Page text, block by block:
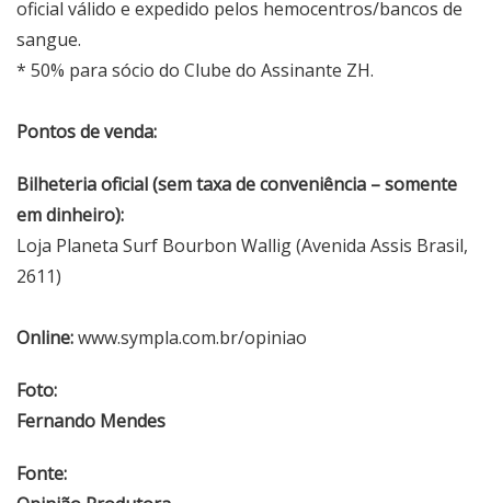
oficial válido e expedido pelos hemocentros/bancos de
sangue.
* 50% para sócio do Clube do Assinante ZH.
Pontos de venda:
Bilheteria oficial (sem taxa de conveniência – somente
em dinheiro):
Loja Planeta Surf Bourbon Wallig (Avenida Assis Brasil,
2611)
Online:www.sympla.com.br/opiniao
Foto:
Fernando Mendes
Fonte: